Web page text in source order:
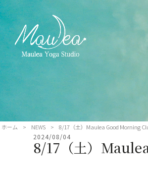
ホーム > NEWS > 8/17（土）Maulea Good Morning
2024/08/04
8/17（土）